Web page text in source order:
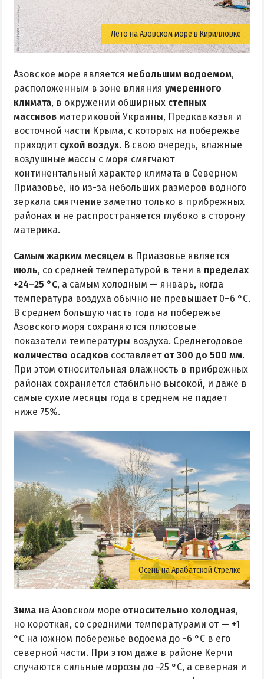
ОТЕЛИ И БАЗЫ ОТДЫХА ПРИМОРСКА
Ясная поляна
Борисовский спуск
ПРИМОРСКИЙ ПОСАД
Отели Приморского Посада
КУРОРТЫ БЕЛОСАРАЙСКОГО ЗАЛИВА
Азовская Ялта
Бабах-Тарама
Белосарайская коса
Мелекино
Урзуф
Юрьевка
АЗОВСКОЕ МОРЕ
Все отели и базы отдыха на Азовском море
Цены 2026 по Азовскому морю в целом
Виндсерфинг на Азовском море
Отдых на Азовском море с детьми
ЧЕРНОЕ МОРЕ
Затока
Каролино-Бугаз
Лазурное
Скадовск
Хорлы
СЛУЖБА БРОНИРОВАНИЯ
Лето на Азовском море в Кирилловке
Азовское море является небольшим водоемом,
расположенным в зоне влияния умеренного
климата, в окружении обширных степных
массивов материковой Украины, Предкавказья и
восточной части Крыма, с которых на побережье
приходит сухой воздух. В свою очередь, влажные
воздушные массы с моря смягчают
континентальный характер климата в Северном
Приазовье, но из-за небольших размеров водного
зеркала смягчение заметно только в прибрежных
районах и не распространяется глубоко в сторону
материка.
Самым жарким месяцем в Приазовье является
июль, со средней температурой в тени в пределах
+24–25 °C, а самым холодным — январь, когда
температура воздуха обычно не превышает 0–6 °C.
В среднем большую часть года на побережье
Азовского моря сохраняются плюсовые
показатели температуры воздуха. Среднегодовое
количество осадков составляет от 300 до 500 мм.
При этом относительная влажность в прибрежных
районах сохраняется стабильно высокой, и даже в
самые сухие месяцы года в среднем не падает
ниже 75%.
Осень на Арабатской Стрелке
Зима на Азовском море относительно холодная,
но короткая, со средними температурами от — +1
°C на южном побережье водоема до −6 °C в его
северной части. При этом даже в районе Керчи
случаются сильные морозы до −25 °C, а северная и